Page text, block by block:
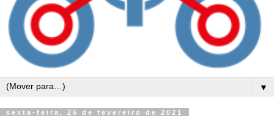
▼
sexta-feira, 26 de fevereiro de 2021